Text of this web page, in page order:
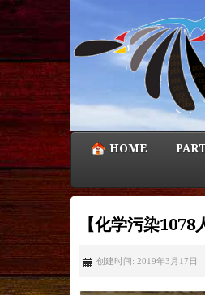
HOME
【化学污染
创建时间: 2019年3月17日